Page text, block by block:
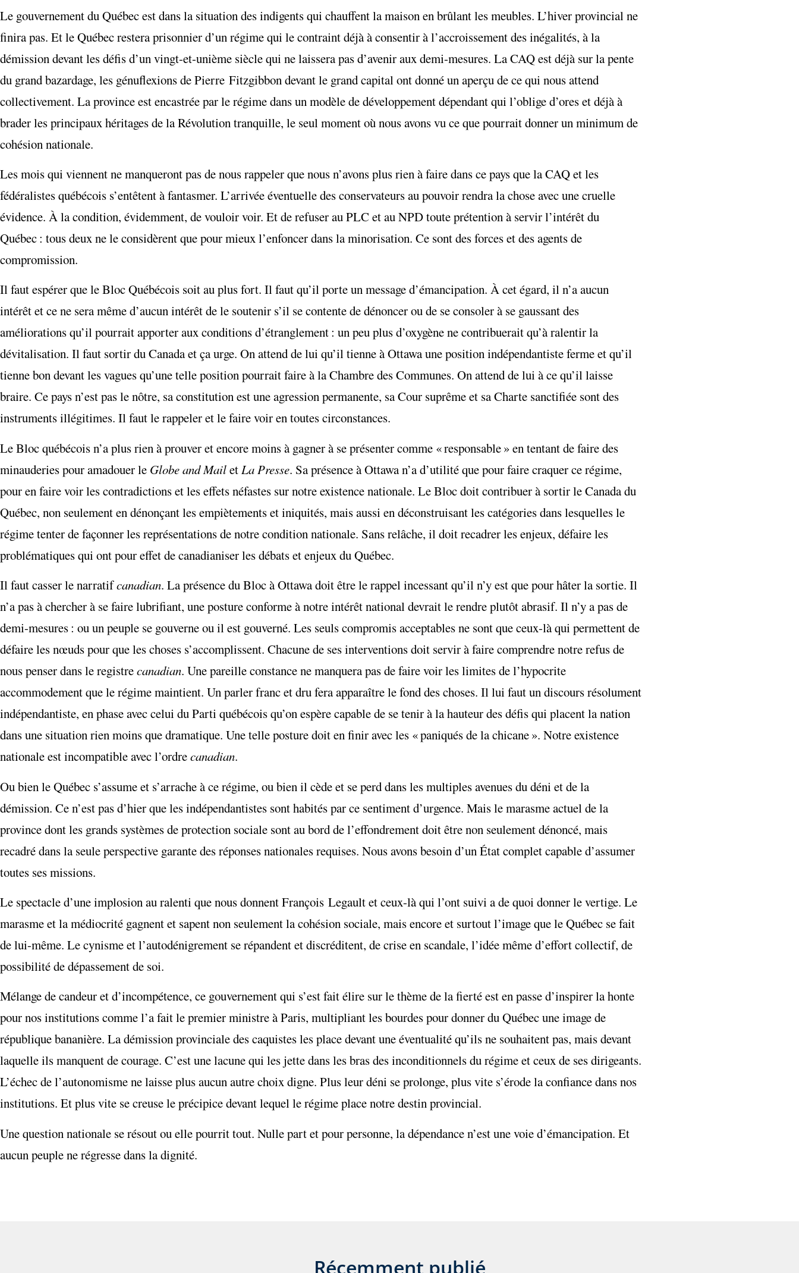
Le gouvernement du Québec est dans la situation des indigents qui chauffent la maison en brûlant les meubles. L’hiver provincial ne
finira pas. Et le Québec restera prisonnier d’un régime qui le contraint déjà à consentir à l’accroissement des inégalités, à la
démission devant les défis d’un vingt-et-unième siècle qui ne laissera pas d’avenir aux demi-mesures. La CAQ est déjà sur la pente
du grand bazardage, les génuflexions de Pierre Fitzgibbon devant le grand capital ont donné un aperçu de ce qui nous attend
collectivement. La province est encastrée par le régime dans un modèle de développement dépendant qui l’oblige d’ores et déjà à
brader les principaux héritages de la Révolution tranquille, le seul moment où nous avons vu ce que pourrait donner un minimum de
cohésion nationale.
Les mois qui viennent ne manqueront pas de nous rappeler que nous n’avons plus rien à faire dans ce pays que la CAQ et les
fédéralistes québécois s’entêtent à fantasmer. L’arrivée éventuelle des conservateurs au pouvoir rendra la chose avec une cruelle
évidence. À la condition, évidemment, de vouloir voir. Et de refuser au PLC et au NPD toute prétention à servir l’intérêt du
Québec : tous deux ne le considèrent que pour mieux l’enfoncer dans la minorisation. Ce sont des forces et des agents de
compromission.
Il faut espérer que le Bloc Québécois soit au plus fort. Il faut qu’il porte un message d’émancipation. À cet égard, il n’a aucun
intérêt et ce ne sera même d’aucun intérêt de le soutenir s’il se contente de dénoncer ou de se consoler à se gaussant des
améliorations qu’il pourrait apporter aux conditions d’étranglement : un peu plus d’oxygène ne contribuerait qu’à ralentir la
dévitalisation. Il faut sortir du Canada et ça urge. On attend de lui qu’il tienne à Ottawa une position indépendantiste ferme et qu’il
tienne bon devant les vagues qu’une telle position pourrait faire à la Chambre des Communes. On attend de lui à ce qu’il laisse
braire. Ce pays n’est pas le nôtre, sa constitution est une agression permanente, sa Cour suprême et sa Charte sanctifiée sont des
instruments illégitimes. Il faut le rappeler et le faire voir en toutes circonstances.
Le Bloc québécois n’a plus rien à prouver et encore moins à gagner à se présenter comme « responsable » en tentant de faire des
minauderies pour amadouer le Globe and MailetLa Presse. Sa présence à Ottawa n’a d’utilité que pour faire craquer ce régime,
pour en faire voir les contradictions et les effets néfastes sur notre existence nationale. Le Bloc doit contribuer à sortir le Canada du
Québec, non seulement en dénonçant les empiètements et iniquités, mais aussi en déconstruisant les catégories dans lesquelles le
régime tenter de façonner les représentations de notre condition nationale. Sans relâche, il doit recadrer les enjeux, défaire les
problématiques qui ont pour effet de canadianiser les débats et enjeux du Québec.
Il faut casser le narratifcanadian. La présence du Bloc à Ottawa doit être le rappel incessant qu’il n’y est que pour hâter la sortie. Il
n’a pas à chercher à se faire lubrifiant, une posture conforme à notre intérêt national devrait le rendre plutôt abrasif. Il n’y a pas de
demi-mesures : ou un peuple se gouverne ou il est gouverné. Les seuls compromis acceptables ne sont que ceux-là qui permettent de
défaire les nœuds pour que les choses s’accomplissent. Chacune de ses interventions doit servir à faire comprendre notre refus de
nous penser dans le registrecanadian. Une pareille constance ne manquera pas de faire voir les limites de l’hypocrite
accommodement que le régime maintient. Un parler franc et dru fera apparaître le fond des choses. Il lui faut un discours résolument
indépendantiste, en phase avec celui du Parti québécois qu’on espère capable de se tenir à la hauteur des défis qui placent la nation
dans une situation rien moins que dramatique. Une telle posture doit en finir avec les « paniqués de la chicane ». Notre existence
nationale est incompatible avec l’ordrecanadian.
Ou bien le Québec s’assume et s’arrache à ce régime, ou bien il cède et se perd dans les multiples avenues du déni et de la
démission. Ce n’est pas d’hier que les indépendantistes sont habités par ce sentiment d’urgence. Mais le marasme actuel de la
province dont les grands systèmes de protection sociale sont au bord de l’effondrement doit être non seulement dénoncé, mais
recadré dans la seule perspective garante des réponses nationales requises. Nous avons besoin d’un État complet capable d’assumer
toutes ses missions.
Le spectacle d’une implosion au ralenti que nous donnent François Legault et ceux-là qui l’ont suivi a de quoi donner le vertige. Le
marasme et la médiocrité gagnent et sapent non seulement la cohésion sociale, mais encore et surtout l’image que le Québec se fait
de lui-même. Le cynisme et l’autodénigrement se répandent et discréditent, de crise en scandale, l’idée même d’effort collectif, de
possibilité de dépassement de soi.
Mélange de candeur et d’incompétence, ce gouvernement qui s’est fait élire sur le thème de la fierté est en passe d’inspirer la honte
pour nos institutions comme l’a fait le premier ministre à Paris, multipliant les bourdes pour donner du Québec une image de
république bananière. La démission provinciale des caquistes les place devant une éventualité qu’ils ne souhaitent pas, mais devant
laquelle ils manquent de courage. C’est une lacune qui les jette dans les bras des inconditionnels du régime et ceux de ses dirigeants.
L’échec de l’autonomisme ne laisse plus aucun autre choix digne. Plus leur déni se prolonge, plus vite s’érode la confiance dans nos
institutions. Et plus vite se creuse le précipice devant lequel le régime place notre destin provincial.
Une question nationale se résout ou elle pourrit tout. Nulle part et pour personne, la dépendance n’est une voie d’émancipation. Et
aucun peuple ne régresse dans la dignité.
Récemment publié